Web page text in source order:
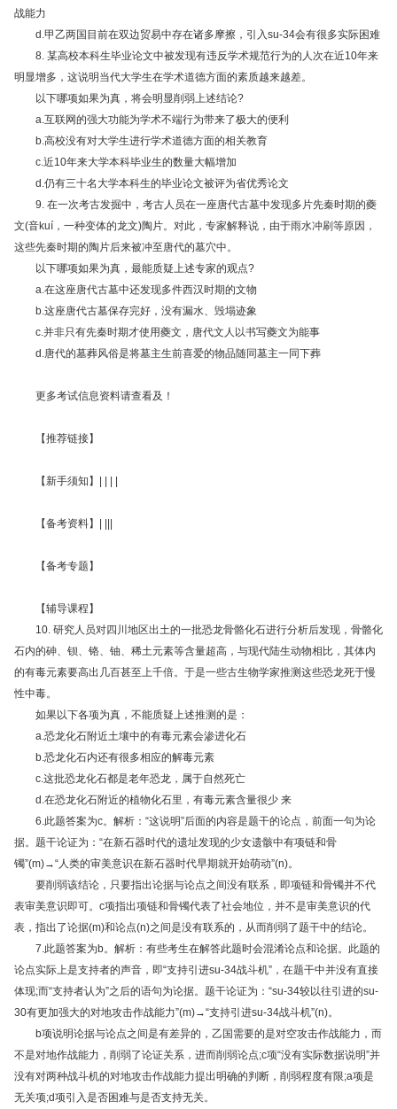
战能力
d.甲乙两国目前在双边贸易中存在诸多摩擦，引入su-34会有很多实际困难
8. 某高校本科生毕业论文中被发现有违反学术规范行为的人次在近10年来
明显增多，这说明当代大学生在学术道德方面的素质越来越差。
以下哪项如果为真，将会明显削弱上述结论?
a.互联网的强大功能为学术不端行为带来了极大的便利
b.高校没有对大学生进行学术道德方面的相关教育
c.近10年来大学本科毕业生的数量大幅增加
d.仍有三十名大学本科生的毕业论文被评为省优秀论文
9. 在一次考古发掘中，考古人员在一座唐代古墓中发现多片先秦时期的夔
文(音kuí，一种变体的龙文)陶片。对此，专家解释说，由于雨水冲刷等原因，
这些先秦时期的陶片后来被冲至唐代的墓穴中。
以下哪项如果为真，最能质疑上述专家的观点?
a.在这座唐代古墓中还发现多件西汉时期的文物
b.这座唐代古墓保存完好，没有漏水、毁塌迹象
c.并非只有先秦时期才使用夔文，唐代文人以书写夔文为能事
d.唐代的墓葬风俗是将墓主生前喜爱的物品随同墓主一同下葬
更多考试信息资料请查看及！
【推荐链接】
【新手须知】| | | |
【备考资料】| |||
【备考专题】
【辅导课程】
10. 研究人员对四川地区出土的一批恐龙骨骼化石进行分析后发现，骨骼化
石内的砷、钡、铬、铀、稀土元素等含量超高，与现代陆生动物相比，其体内
的有毒元素要高出几百甚至上千倍。于是一些古生物学家推测这些恐龙死于慢
性中毒。
如果以下各项为真，不能质疑上述推测的是：
a.恐龙化石附近土壤中的有毒元素会渗进化石
b.恐龙化石内还有很多相应的解毒元素
c.这批恐龙化石都是老年恐龙，属于自然死亡
d.在恐龙化石附近的植物化石里，有毒元素含量很少 来
6.此题答案为c。解析：“这说明”后面的内容是题干的论点，前面一句为论
据。题干论证为：“在新石器时代的遗址发现的少女遗骸中有项链和骨
镯”(m)→“人类的审美意识在新石器时代早期就开始萌动”(n)。
要削弱该结论，只要指出论据与论点之间没有联系，即项链和骨镯并不代
表审美意识即可。c项指出项链和骨镯代表了社会地位，并不是审美意识的代
表，指出了论据(m)和论点(n)之间是没有联系的，从而削弱了题干中的结论。
7.此题答案为b。解析：有些考生在解答此题时会混淆论点和论据。此题的
论点实际上是支持者的声音，即“支持引进su-34战斗机”，在题干中并没有直接
体现;而“支持者认为”之后的语句为论据。题干论证为：“su-34较以往引进的su-
30有更加强大的对地攻击作战能力”(m)→“支持引进su-34战斗机”(n)。
b项说明论据与论点之间是有差异的，乙国需要的是对空攻击作战能力，而
不是对地作战能力，削弱了论证关系，进而削弱论点;c项“没有实际数据说明”并
没有对两种战斗机的对地攻击作战能力提出明确的判断，削弱程度有限;a项是
无关项;d项引入是否困难与是否支持无关。